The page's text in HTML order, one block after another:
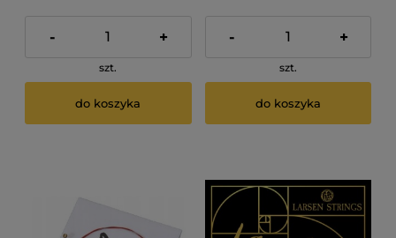
- +
szt.
do koszyka
- +
szt.
do koszyka